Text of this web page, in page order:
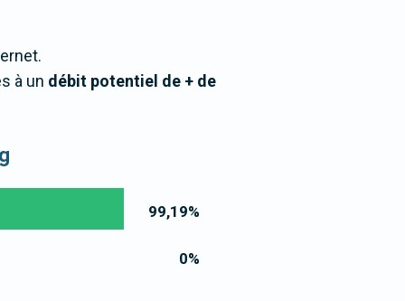
à un débit potentiel de + de
99,19%
0%